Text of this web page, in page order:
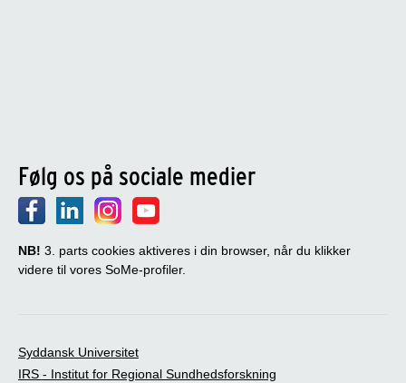
Følg os på sociale medier
NB! 3. parts cookies aktiveres i din browser, når du klikker
videre til vores SoMe-profiler.
Syddansk Universitet
IRS - Institut for Regional Sundhedsforskning